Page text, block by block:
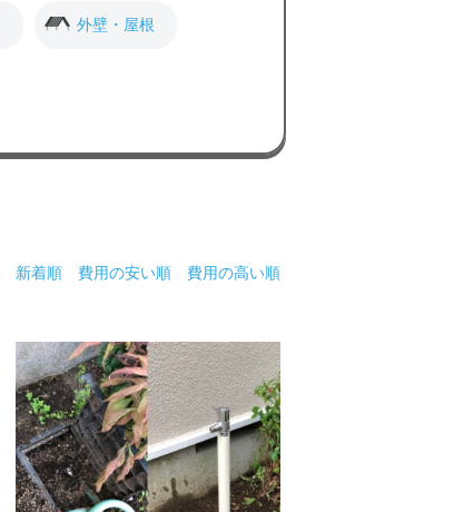
外壁・屋根
新着順 費用の安い順 費用の高い順